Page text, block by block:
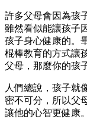
許多父母會因為孩
雖然看似能讓孩子
孩子身心健康的。
棍棒教育的方式讓
父母，那麼你的孩
人們總說，孩子就
密不可分，所以父
讓他的心智更健康。